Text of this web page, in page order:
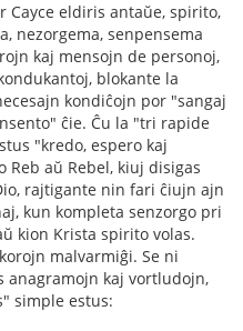
Cayce eldiris antaŭe, spirito,
nezorgema, senpensema
kaj mensojn de personoj,
blokante la
kondiĉojn por "sangaj
ĉie. Ĉu la "tri rapide
"kredo, espero kaj
Reb aŭ Rebel, kiuj disigas
rajtigante nin fari ĉiujn ajn
kun kompleta senzorgo pri
kion Krista spirito volas.
malvarmiĝi. Se ni
anagramojn kaj vortludojn,
simple estus: